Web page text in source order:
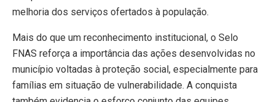
melhoria dos serviços ofertados à população.
Mais do que um reconhecimento institucional, o Selo
FNAS reforça a importância das ações desenvolvidas no
município voltadas à proteção social, especialmente para
famílias em situação de vulnerabilidade. A conquista